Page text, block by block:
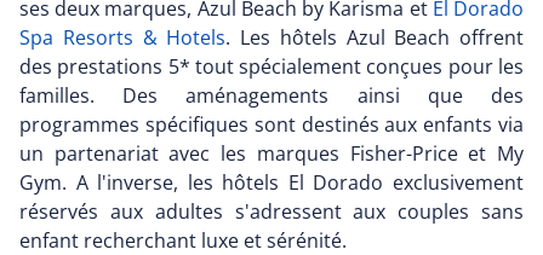
ses deux marques, Azul Beach by Karisma et El Dorado
Spa Resorts & Hotels. Les hôtels Azul Beach offrent
des prestations 5* tout spécialement conçues pour les
familles. Des aménagements ainsi que des
programmes spécifiques sont destinés aux enfants via
un partenariat avec les marques Fisher-Price et My
Gym. A l'inverse, les hôtels El Dorado exclusivement
réservés aux adultes s'adressent aux couples sans
enfant recherchant luxe et sérénité.